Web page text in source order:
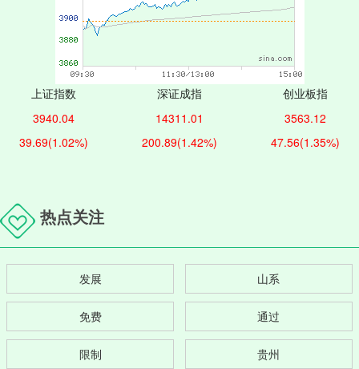
上证指数
3940.04
39.69(1.02%)
深证成指
14311.01
200.89(1.42%)
创业板指
3563.12
47.56(1.35%)
热点关注
发展 山系
免费 通过
限制 贵州